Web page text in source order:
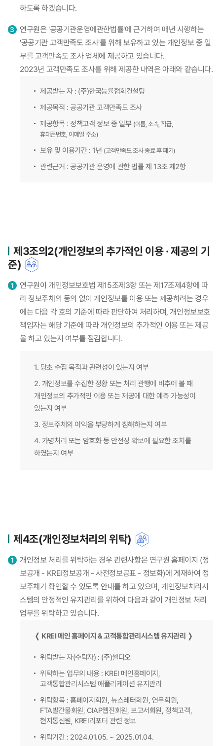
하도록 하겠습니다.
연구원은 '공공기관운영에관한법률'에 근거하여 매년 시행하는
'공공기관 고객만족도 조사'를 위해 보유하고 있는 개인정보 중 일
부를 고객만족도 조사 업체에 제공하고 있습니다.
2023년 고객만족도 조사를 위해 제공한 내역은 아래와 같습니다.
제공받는 자 : (주)한국능률협회컨설팅
제공목적 : 공공기관 고객만족도 조사
제공항목 : 정책고객 정보 중 일부 (이름, 소속, 직급,
휴대폰번호, 이메일 주소)
보유 및 이용기간 : 1년 (고객만족도 조사 종료 후 폐기)
관련근거 : 공공기관 운영에 관한 법률 제 13조 제2항
제3조의2(개인정보의 추가적인 이용 · 제공의 기
준)
연구원이 개인정보보호법 제15조제3항 또는 제17조제4항에 따
라 정보주체의 동의 없이 개인정보를 이용 또는 제공하려는 경우
에는 다음 각 호의 기준에 따라 판단하여 처리하며, 개인정보보호
책임자는 해당 기준에 따라 개인정보의 추가적인 이용 또는 제공
을 하고 있는지 여부를 점검합니다.
1. 당초 수집 목적과 관련성이 있는지 여부
2. 개인정보를 수집한 정황 또는 처리 관행에 비추어 볼 때
개인정보의 추가적인 이용 또는 제공에 대한 예측 가능성이
있는지 여부
3. 정보주체의 이익을 부당하게 침해하는지 여부
4. 가명처리 또는 암호화 등 안전성 확보에 필요한 조치를
하였는지 여부
제4조(개인정보처리의 위탁)
개인정보 처리를 위탁하는 경우 관련사항은 연구원 홈페이지 (정
보공개 - KREI정보공개 - 사전정보공표 - 정보화)에 게재하여 정
보주체가 확인할 수 있도록 안내를 하고 있으며, 개인정보처리시
스템의 안정적인 유지관리를 위하여 다음과 같이 개인정보 처리
업무를 위탁하고 있습니다.
❬ KREI 메인 홈페이지 & 고객통합관리시스템 유지관리 ❭
위탁받는 자(수탁자) : (주)셀디오
위탁하는 업무의 내용 : KREI 메인홈페이지,
고객통합관리시스템 애플리케이션 유지관리
위탁항목 : 홈페이지회원, 뉴스레터회원, 연우회원,
FTA발간물회원, CIAP웹진회원, 보고서회원, 정책고객,
현지통신원, KREI리포터 관련 정보
위탁기간 : 2024.01.05. ~ 2025.01.04.